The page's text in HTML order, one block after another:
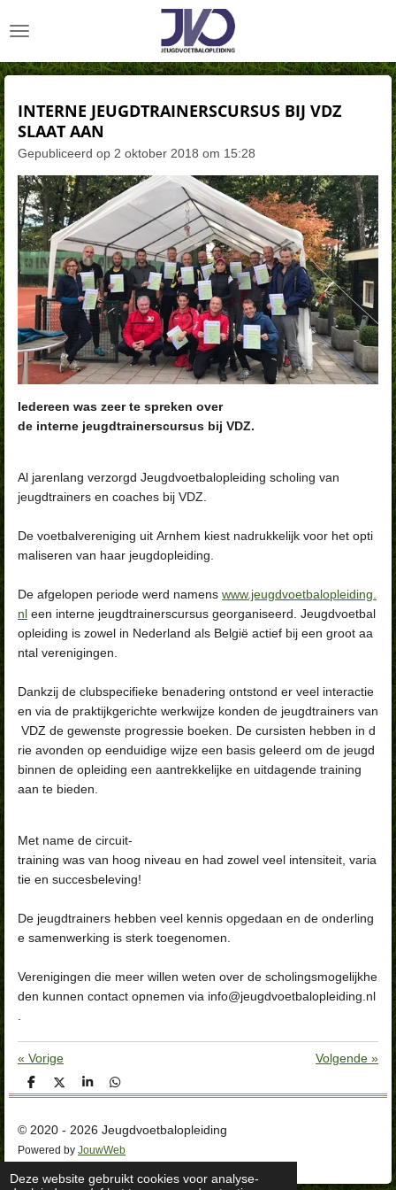
Deze website gebruikt cookies voor analyse-
direct
de
INTERNE JEUGDTRAINERSCURSUS BIJ VDZ
SLAAT AAN
Gepubliceerd op 2 oktober 2018 om 15:28
Iedereen was zeer te spreken over
de interne jeugdtrainerscursus bij VDZ.
Al jarenlang verzorgd Jeugdvoetbalopleiding scholing van
jeugdtrainers en coaches bij VDZ.
De voetbalvereniging uit Arnhem kiest nadrukkelijk voor het opti
maliseren van haar jeugdopleiding.
De afgelopen periode werd namens www.jeugdvoetbalopleiding.
nl een interne jeugdtrainerscursus georganiseerd. Jeugdvoetbal
opleiding is zowel in Nederland als België actief bij een groot aa
ntal verenigingen.
Dankzij de clubspecifieke benadering ontstond er veel interactie
en via de praktijkgerichte werkwijze konden de jeugdtrainers van
VDZ de gewenste progressie boeken. De cursisten hebben in d
rie avonden op eenduidige wijze een basis geleerd om de jeugd
binnen de opleiding een aantrekkelijke en uitdagende training
aan te bieden.
Met name de circuit-
training was van hoog niveau en had zowel veel intensiteit, varia
tie en succesbeleving!
De jeugdtrainers hebben veel kennis opgedaan en de onderling
e samenwerking is sterk toegenomen.
Verenigingen die meer willen weten over de scholingsmogelijkhe
den kunnen contact opnemen via info@jeugdvoetbalopleiding.nl
.
« Vorige Volgende »
D
e
e
n
D
e
S
h
r
e
D
e
n
© 2020 - 2026 Jeugdvoetbalopleiding
Powered by JouwWeb